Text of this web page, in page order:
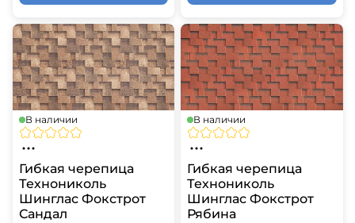
В наличии
Гибкая черепица
Технониколь
Шинглас Фокстрот
Сандал
В наличии
Гибкая черепица
Технониколь
Шинглас Фокстрот
Рябина